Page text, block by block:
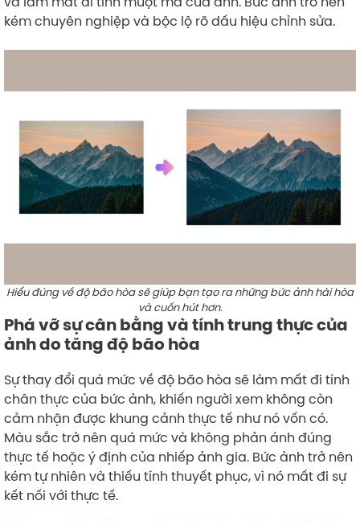
kém chuyên nghiệp và bộc lộ rõ dấu hiệu chỉnh sửa.
Hiểu đúng về độ bão hòa sẽ giúp bạn tạo ra những bức ảnh hài hòa
và cuốn hút hơn.
Phá vỡ sự cân bằng và tính trung thực của
ảnh do tăng độ bão hòa
Sự thay đổi quá mức về độ bão hòa sẽ làm mất đi tính
chân thực của bức ảnh, khiến người xem không còn
cảm nhận được khung cảnh thực tế như nó vốn có.
Màu sắc trở nên quá mức và không phản ánh đúng
thực tế hoặc ý định của nhiếp ảnh gia. Bức ảnh trở nên
kém tự nhiên và thiếu tính thuyết phục, vì nó mất đi sự
kết nối với thực tế.